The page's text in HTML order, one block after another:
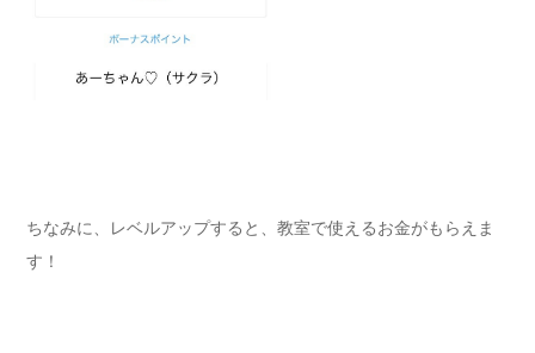
ちなみに、レベルアップすると、教室で使えるお金がもらえま
す！